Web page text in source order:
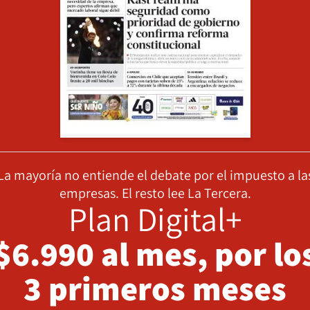
mayoría no entiende el debate por el impuesto a
empresas. El resto lee La Tercera.
Plan Digital+
al mes, por
3 primeros meses